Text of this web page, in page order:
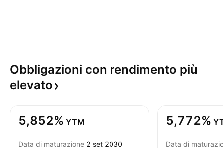
Obbligazioni con rendimento più
elevato
5,852% YTM
Data di maturazione 2 set 2030
5,772%
Data di